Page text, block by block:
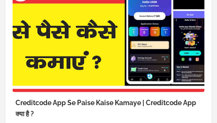
Creditcode App Se Paise Kaise Kamaye | Creditcode App
क्या है ?